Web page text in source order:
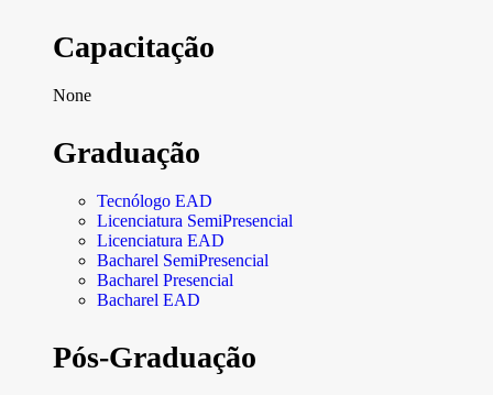
Capacitação
None
Graduação
Tecnólogo EAD
Licenciatura SemiPresencial
Licenciatura EAD
Bacharel SemiPresencial
Bacharel Presencial
Bacharel EAD
Pós-Graduação